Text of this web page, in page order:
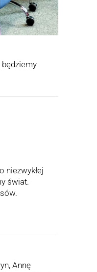
będziemy
niezwykłej
świat.
Annę